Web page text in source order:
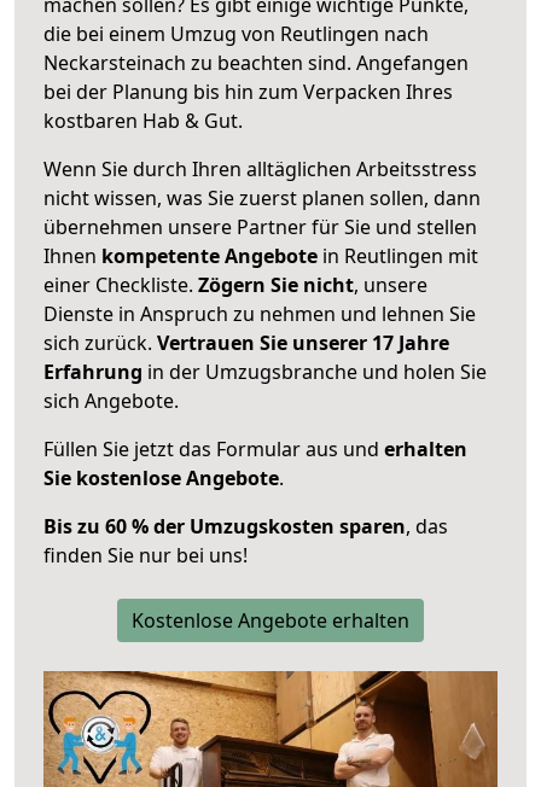
die bei einem Umzug von Reutlingen nach
Neckarsteinach zu beachten sind. Angefangen
bei der Planung bis hin zum Verpacken Ihres
kostbaren Hab & Gut.
Wenn Sie durch Ihren alltäglichen Arbeitsstress
nicht wissen, was Sie zuerst planen sollen, dann
übernehmen unsere Partner für Sie und stellen
Ihnen kompetente Angebote in Reutlingen mit
einer Checkliste. Zögern Sie nicht, unsere
Dienste in Anspruch zu nehmen und lehnen Sie
sich zurück. Vertrauen Sie unserer 17 Jahre
Erfahrung in der Umzugsbranche und holen Sie
sich Angebote.
Füllen Sie jetzt das Formular aus und erhalten
Sie kostenlose Angebote.
Bis zu 60 % der Umzugskosten sparen, das
finden Sie nur bei uns!
Kostenlose Angebote erhalten